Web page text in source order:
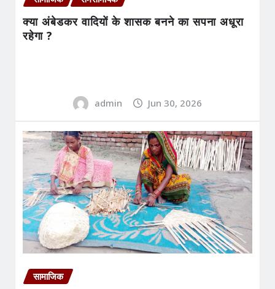
क्या अंबेडकर वादियों के शासक बनने का सपना अधूरा
रहेगा ?
admin Jun 30, 2026
सामाजिक